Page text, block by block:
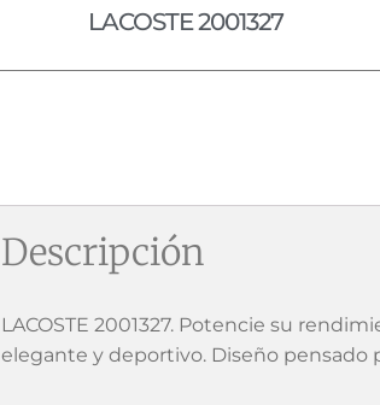
LACOSTE 2001327
Descripción
LACOSTE 2001327. Potencie su
elegante y deportivo. Diseño pensado